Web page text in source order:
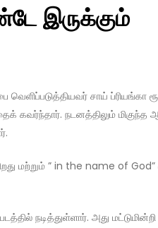
இருக்கும்
வெளிப்படுத்தியவர் சாய் ப்ரியங்கா
கவர்ந்தார். நடனத்திலும் மிகுந்த
மற்றும் ” in the name of
நடித்துள்ளார். அது மட்டுமின்றி